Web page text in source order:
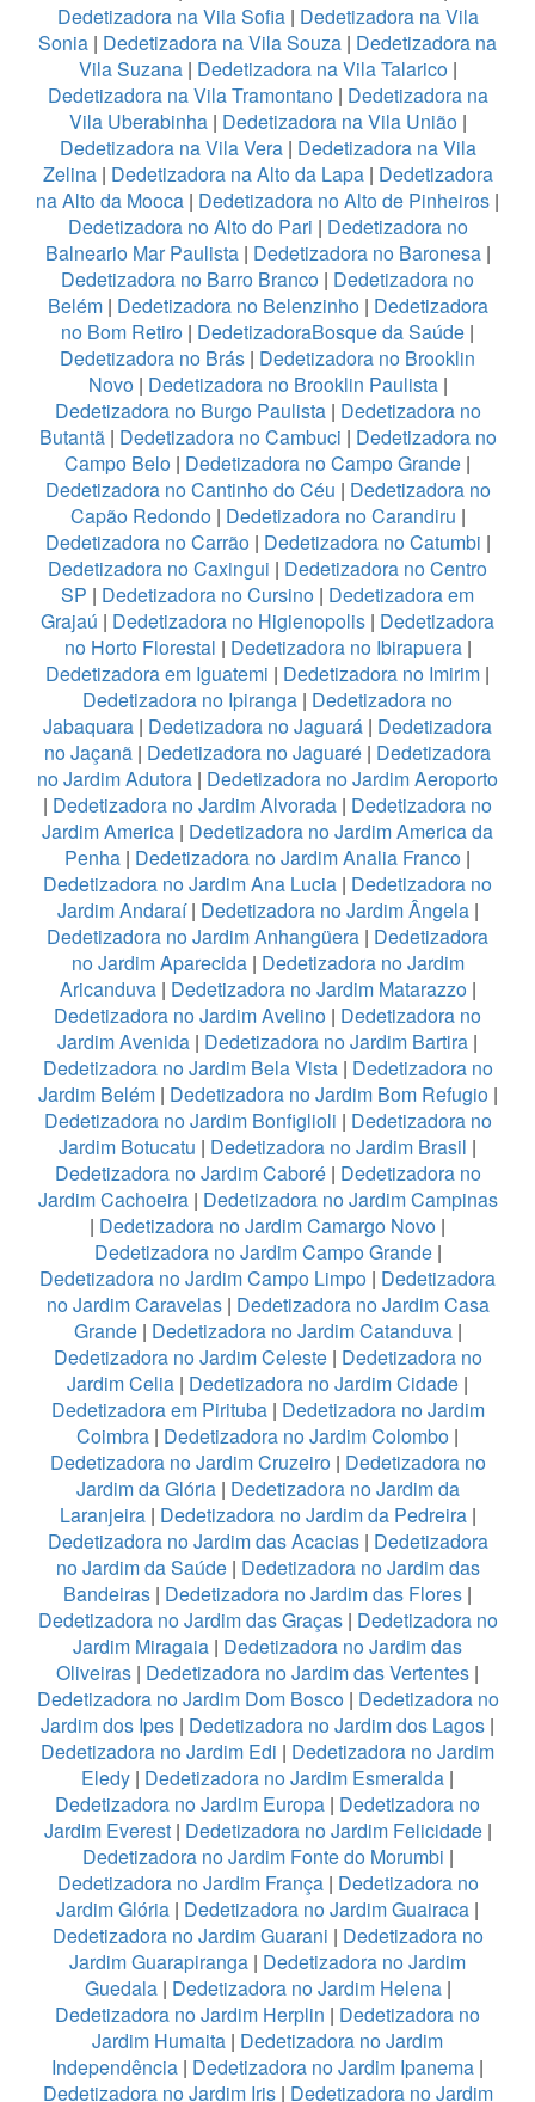
Dedetizadora na Vila Sofia| Dedetizadora na Vila
Sonia | Dedetizadora na Vila Souza | Dedetizadora na
Vila Suzana| Dedetizadora na Vila Talarico|
Dedetizadora na Vila Tramontano| Dedetizadora na
Vila Uberabinha| Dedetizadora na Vila União|
Dedetizadora na Vila Vera| Dedetizadora na Vila
Zelina| Dedetizadora na Alto da Lapa| Dedetizadora
na Alto da Mooca | Dedetizadora no Alto de Pinheiros |
Dedetizadora no Alto do Pari | Dedetizadora no
Balneario Mar Paulista| Dedetizadora no Baronesa|
Dedetizadora no Barro Branco | Dedetizadora no
Belém| Dedetizadora no Belenzinho| Dedetizadora
no Bom Retiro | DedetizadoraBosque da Saúde |
Dedetizadora no Brás | Dedetizadora no Brooklin
Novo| Dedetizadora no Brooklin Paulista|
Dedetizadora no Burgo Paulista| Dedetizadora no
Butantã| Dedetizadora no Cambuci | Dedetizadora no
Campo Belo | Dedetizadora no Campo Grande |
Dedetizadora no Cantinho do Céu | Dedetizadora no
Capão Redondo| Dedetizadora no Carandiru |
Dedetizadora no Carrão| Dedetizadora no Catumbi |
Dedetizadora no Caxingui | Dedetizadora no Centro
SP | Dedetizadora no Cursino | Dedetizadora em
Grajaú | Dedetizadora no Higienopolis | Dedetizadora
no Horto Florestal | Dedetizadora no Ibirapuera|
Dedetizadora em Iguatemi | Dedetizadora no Imirim |
Dedetizadora no Ipiranga | Dedetizadora no
Jabaquara | Dedetizadora no Jaguará | Dedetizadora
no Jaçanã | Dedetizadora no Jaguaré | Dedetizadora
no Jardim Adutora | Dedetizadora no Jardim Aeroporto
| Dedetizadora no Jardim Alvorada | Dedetizadora no
Jardim America | Dedetizadora no Jardim America da
Penha | Dedetizadora no Jardim Analia Franco |
Dedetizadora no Jardim Ana Lucia | Dedetizadora no
Jardim Andaraí| Dedetizadora no Jardim Ângela|
Dedetizadora no Jardim Anhangüera | Dedetizadora
no Jardim Aparecida| Dedetizadora no Jardim
Aricanduva| Dedetizadora no Jardim Matarazzo|
Dedetizadora no Jardim Avelino | Dedetizadora no
Jardim Avenida | Dedetizadora no Jardim Bartira |
Dedetizadora no Jardim Bela Vista| Dedetizadora no
Jardim Belém| Dedetizadora no Jardim Bom Refugio|
Dedetizadora no Jardim Bonfiglioli | Dedetizadora no
Jardim Botucatu | Dedetizadora no Jardim Brasil |
Dedetizadora no Jardim Caboré| Dedetizadora no
Jardim Cachoeira| Dedetizadora no Jardim Campinas
| Dedetizadora no Jardim Camargo Novo |
Dedetizadora no Jardim Campo Grande|
Dedetizadora no Jardim Campo Limpo | Dedetizadora
no Jardim Caravelas| Dedetizadora no Jardim Casa
Grande| Dedetizadora no Jardim Catanduva|
Dedetizadora no Jardim Celeste| Dedetizadora no
Jardim Celia | Dedetizadora no Jardim Cidade |
Dedetizadora em Pirituba| Dedetizadora no Jardim
Coimbra | Dedetizadora no Jardim Colombo |
Dedetizadora no Jardim Cruzeiro| Dedetizadora no
Jardim da Glória| Dedetizadora no Jardim da
Laranjeira| Dedetizadora no Jardim da Pedreira|
Dedetizadora no Jardim das Acacias| Dedetizadora
no Jardim da Saúde| Dedetizadora no Jardim das
Bandeiras | Dedetizadora no Jardim das Flores |
Dedetizadora no Jardim das Graças| Dedetizadora no
Jardim Miragaia | Dedetizadora no Jardim das
Oliveiras | Dedetizadora no Jardim das Vertentes |
Dedetizadora no Jardim Dom Bosco| Dedetizadora no
Jardim dos Ipes | Dedetizadora no Jardim dos Lagos |
Dedetizadora no Jardim Edi | Dedetizadora no Jardim
Eledy | Dedetizadora no Jardim Esmeralda |
Dedetizadora no Jardim Europa | Dedetizadora no
Jardim Everest| Dedetizadora no Jardim Felicidade|
Dedetizadora no Jardim Fonte do Morumbi |
Dedetizadora no Jardim França| Dedetizadora no
Jardim Glória | Dedetizadora no Jardim Guairaca |
Dedetizadora no Jardim Guarani | Dedetizadora no
Jardim Guarapiranga | Dedetizadora no Jardim
Guedala| Dedetizadora no Jardim Helena|
Dedetizadora no Jardim Herplin | Dedetizadora no
Jardim Humaita | Dedetizadora no Jardim
Independência | Dedetizadora no Jardim Ipanema |
Dedetizadora no Jardim Iris| Dedetizadora no Jardim